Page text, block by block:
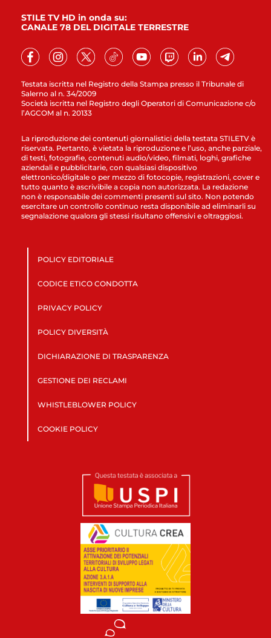
Testata iscritta nel Registro della Stampa presso il Tribunale di
Salerno al n. 34/2009
Società iscritta nel Registro degli Operatori di Comunicazione c/o
l’AGCOM al n. 20133
STILE TV HD in onda su:
CANALE 78 DEL DIGITALE TERRESTRE
La riproduzione dei contenuti giornalistici della testata STILETV è
riservata. Pertanto, è vietata la riproduzione e l’uso, anche parziale,
di testi, fotografie, contenuti audio/video, filmati, loghi, grafiche
aziendali e pubblicitarie, con qualsiasi dispositivo
elettronico/digitale o per mezzo di fotocopie, registrazioni, cover e
tutto quanto è ascrivibile a copia non autorizzata. La redazione
non è responsabile dei commenti presenti sul sito. Non potendo
esercitare un controllo continuo resta disponibile ad eliminarli su
segnalazione qualora gli stessi risultano offensivi e oltraggiosi.
POLICY EDITORIALE
CODICE ETICO CONDOTTA
PRIVACY POLICY
POLICY DIVERSITÀ
DICHIARAZIONE DI TRASPARENZA
GESTIONE DEI RECLAMI
WHISTLEBLOWER POLICY
COOKIE POLICY